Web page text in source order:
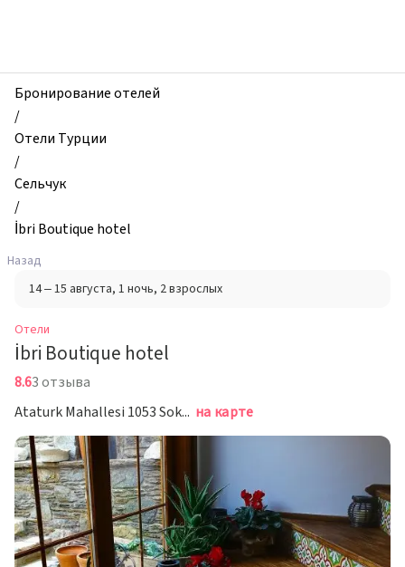
İbri
Boutique
hotel,
Сельчук,
Турция
Бронирование отелей
/
Отели Турции
/
Сельчук
/
İbri Boutique hotel
Назад
14 – 15 августа, 1 ночь, 2 взрослых
Отели
İbri Boutique hotel
8.63 отзыва
Ataturk Mahallesi 1053 Sokak N. 5, Сельчук на карте